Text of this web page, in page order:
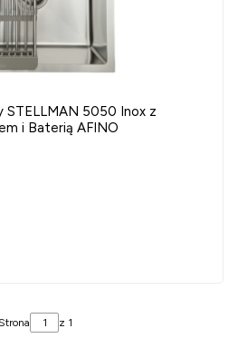
5050 Inox z
i Baterią AFINO
z 1